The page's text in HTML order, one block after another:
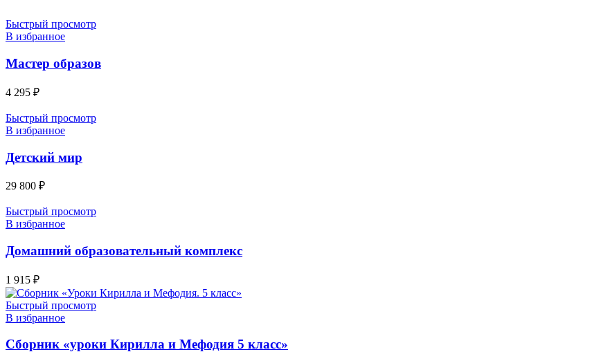
Быстрый просмотр
В избранное
Мастер образов
4 295 ₽
Быстрый просмотр
В избранное
Детский мир
29 800 ₽
Быстрый просмотр
В избранное
Домашний образовательный комплекс
1 915 ₽
Быстрый просмотр
В избранное
Сборник «уроки Кирилла и Мефодия 5 класс»